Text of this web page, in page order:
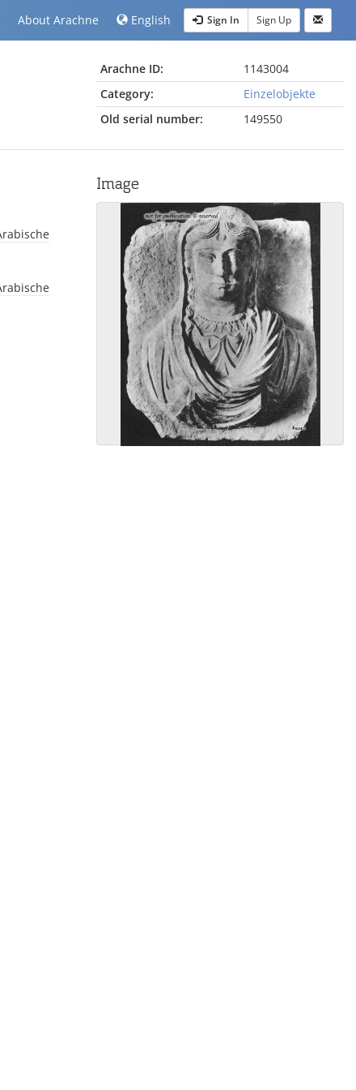
About Arachne English Sign In Sign Up
Arachne ID:
1143004
Category:
Einzelobjekte
Old serial number:
149550
Image